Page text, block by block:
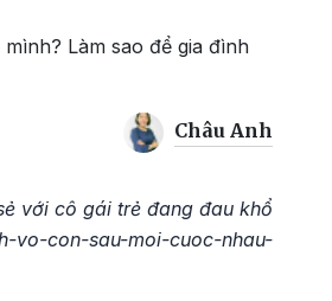
Làm sao để gia đình
Châu Anh
với cô gái trẻ đang đau khổ
vo-con-sau-moi-cuoc-nhau-